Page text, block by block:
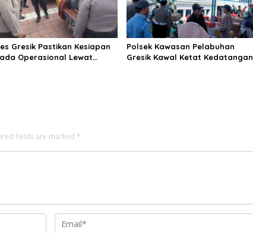
Gresik Pastikan Kesiapan
Operasional Lewat
Polsek Kawasan Pelabuhan
Gresik Kawal Ketat Kedatangan
fields are marked *